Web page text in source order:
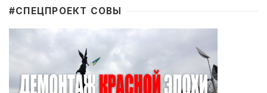
#CПЕЦПРОЕКТ СОВЫ